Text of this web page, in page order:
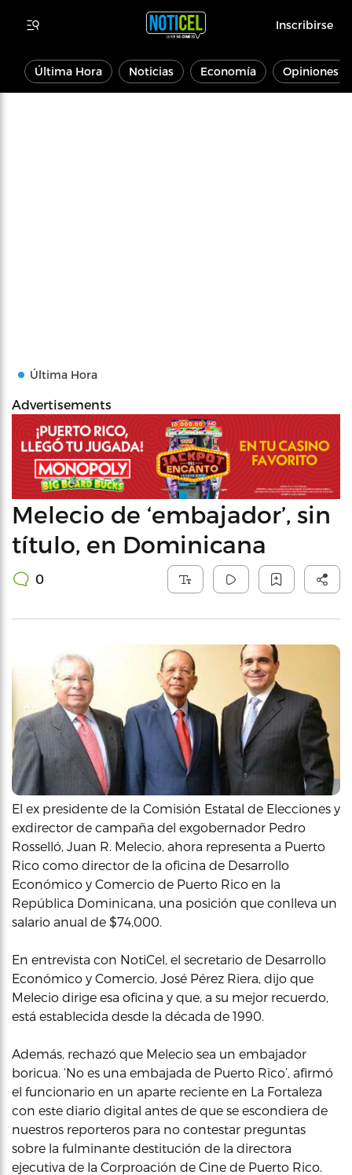
Inscribirse
Última Hora Noticias Economía Opiniones
Última Hora
Advertisements
Melecio de ‘embajador’, sin
título, en Dominicana
0
El ex presidente de la Comisión Estatal de Elecciones y
exdirector de campaña del exgobernador Pedro
Rosselló, Juan R. Melecio, ahora representa a Puerto
Rico como director de la oficina de Desarrollo
Económico y Comercio de Puerto Rico en la
República Dominicana, una posición que conlleva un
salario anual de $74,000.
En entrevista con NotiCel, el secretario de Desarrollo
Económico y Comercio, José Pérez Riera, dijo que
Melecio dirige esa oficina y que, a su mejor recuerdo,
está establecida desde la década de 1990.
Además, rechazó que Melecio sea un embajador
boricua. ‘No es una embajada de Puerto Rico’, afirmó
el funcionario en un aparte reciente en La Fortaleza
con este diario digital antes de que se escondiera de
nuestros reporteros para no contestar preguntas
sobre la fulminante destitución de la directora
ejecutiva de la Corproación de Cine de Puerto Rico.